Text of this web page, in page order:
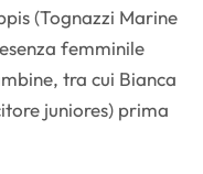
(Tognazzi Marine
femminile
tra cui Bianca
juniores) prima